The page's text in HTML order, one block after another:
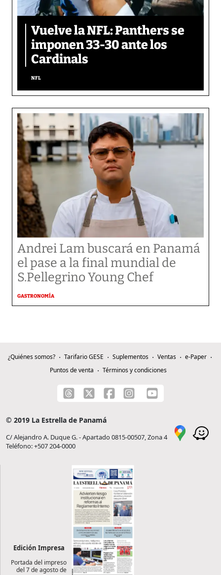
Vuelve la NFL: Panthers se
imponen 33-30 ante los
Cardinals
NFL
Andrei Lam buscará en Panamá
el pase a la final mundial de
S.Pellegrino Young Chef
GASTRONOMÍA
¿Quiénes somos? Tarifario GESE Suplementos Ventas
e-Paper
Puntos de venta
Términos y condiciones
© 2019 La Estrella de Panamá
C/ Alejandro A. Duque G. - Apartado 0815-00507, Zona 4
Teléfono: +507 204-0000
Edición Impresa
Portada del impreso
del 7 de agosto de